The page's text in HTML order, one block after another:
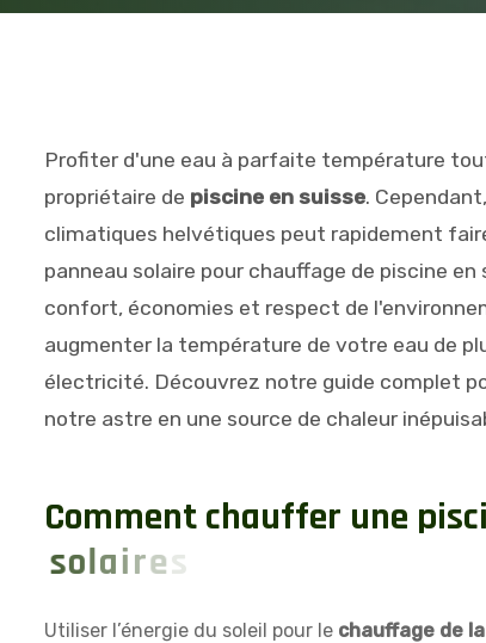
Profiter d'une eau à parfaite température
propriétaire de piscine en suisse.
climatiques helvétiques peut rapidement
panneau solaire pour chauffage de piscine en
confort, économies et respect de
augmenter la température de votre eau de
électricité. Découvrez notre guide complet
notre astre en une source de chaleur
Commentchauffer une pisci
solaires?
Utiliser l’énergie du soleil pour le chauffage de